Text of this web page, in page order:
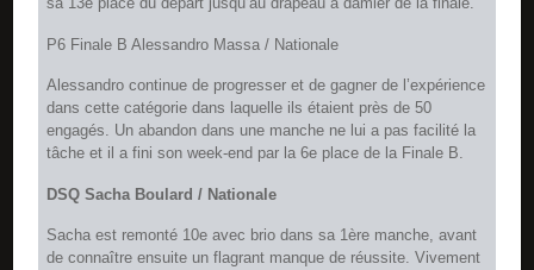
P6 Finale B Alessandro Massa / Nationale
Alessandro continue de progresser et de gagner de l’expérience
dans cette catégorie dans laquelle ils étaient près de 50
engagés. Un abandon dans une manche ne lui a pas facilité la
tâche et il a fini son week-end par la 6e place de la Finale B.
DSQ Sacha Boulard / Nationale
Sacha est remonté 10e avec brio dans sa 1ère manche, avant
de connaître ensuite un flagrant manque de réussite. Vivement